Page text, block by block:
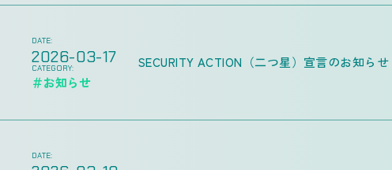
DATE:
2026-03-17
CATEGORY:
＃お知らせ
SECURITY ACTION（二つ星）宣言のお知らせ
DATE: